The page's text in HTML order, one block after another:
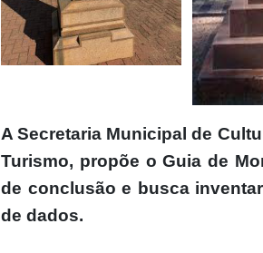
A Secretaria Municipal de
Turismo, propõe o Guia de
de conclusão e busca
de dados.